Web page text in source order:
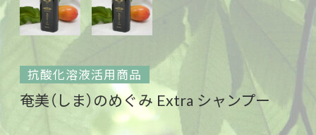
抗酸化溶液活用商品
奄美（しま）のめぐみ Extra シャンプー